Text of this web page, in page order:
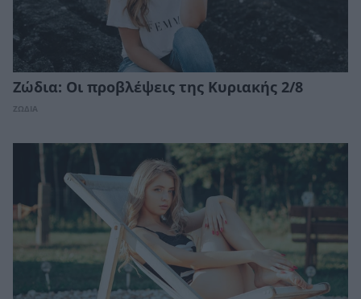
Ζώδια: Οι προβλέψεις της Κυριακής 2/8
ΖΩΔΙΑ